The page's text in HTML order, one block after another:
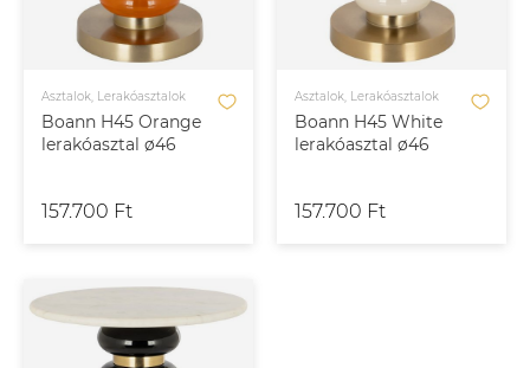
Boann H45 Orange
lerakóasztal ø46
Asztalok, Lerakóasztalok
157.700 Ft
Boann H45 White
lerakóasztal ø46
Asztalok, Lerakóasztalok
157.700 Ft